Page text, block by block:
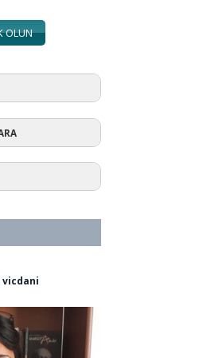
OLUN
vicdani